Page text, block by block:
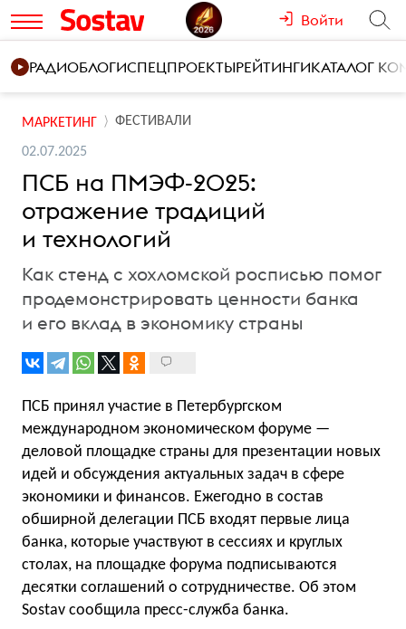
Войти
РАДИОБЛОГИСПЕЦПРОЕКТЫРЕЙТИНГИКАТАЛОГ
МАРКЕТИНГ ФЕСТИВАЛИ
02.07.2025
ПСБ на ПМЭФ-2025:
отражение традиций
и технологий
Как стенд с хохломской росписью помог
продемонстрировать ценности банка
и его вклад в экономику страны
ПСБ принял участие в Петербургском
международном экономическом форуме —
деловой площадке страны для презентации новых
идей и обсуждения актуальных задач в сфере
экономики и финансов. Ежегодно в состав
обширной делегации ПСБ входят первые лица
банка, которые участвуют в сессиях и круглых
столах, на площадке форума подписываются
десятки соглашений о сотрудничестве. Об этом
Sostav сообщила пресс-служба банка.